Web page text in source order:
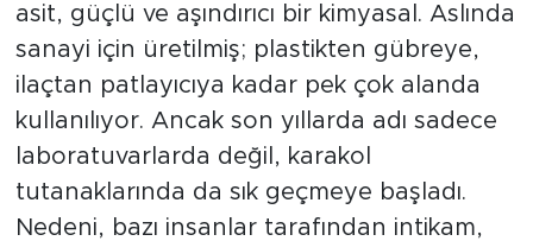
asit, güçlü ve aşındırıcı bir kimyasal. Aslında
sanayi için üretilmiş; plastikten gübreye,
ilaçtan patlayıcıya kadar pek çok alanda
kullanılıyor. Ancak son yıllarda adı sadece
laboratuvarlarda değil, karakol
tutanaklarında da sık geçmeye başladı.
Nedeni, bazı insanlar tarafından intikam,